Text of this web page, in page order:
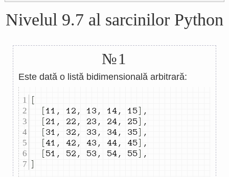
Nivelul 9.7 al sarcinilor Python
№1
Este dată o listă bidimensională arbitrară:
[
[11 , 12 , 13 , 14 , 15] ,
[21 , 22 , 23 , 24 , 25] ,
[31 , 32 , 33 , 34 , 35] ,
[41 , 42 , 43 , 44 , 45] ,
[51 , 52 , 53 , 54 , 55] ,
]